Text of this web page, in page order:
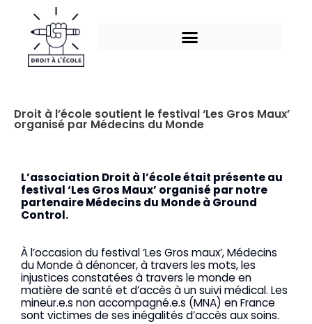
contenu
Droit à l’école soutient le festival ‘Les Gros Maux’
organisé par Médecins du Monde
L’association Droit à l’école était présente au
festival ‘Les Gros Maux’ organisé par notre
partenaire Médecins du Monde à Ground
Control.
À l’occasion du festival ‘Les Gros maux’, Médecins
du Monde à dénoncer, à travers les mots, les
injustices constatées à travers le monde en
matière de santé et d’accès à un suivi médical. Les
mineur.e.s non accompagné.e.s (MNA) en France
sont victimes de ses inégalités d’accès aux soins.